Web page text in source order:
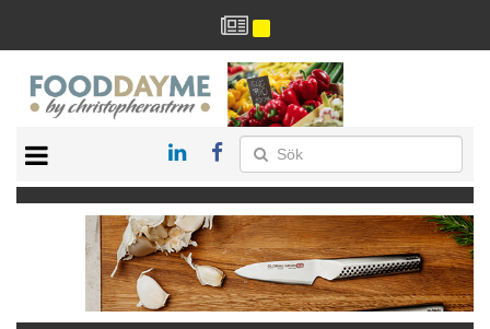
RECEPT
RESTAURANG